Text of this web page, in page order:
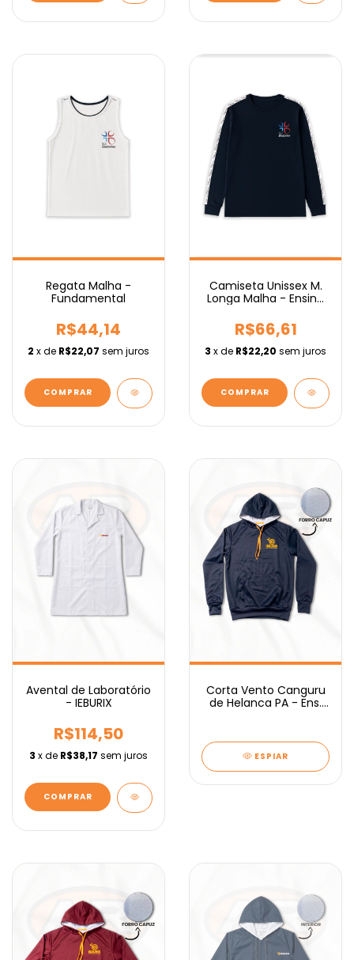
Regata Malha -
Fundamental
R$44,14
2 x de R$22,07 sem juros
COMPRAR
Camiseta Unissex M.
Longa Malha - Ensino
R$66,61
3 x de R$22,20 sem juros
COMPRAR
Avental de Laboratório
- IEBURIX
R$114,50
3 x de R$38,17 sem juros
COMPRAR
Corta Vento Canguru
de Helanca PA - Ens.
ESPIAR